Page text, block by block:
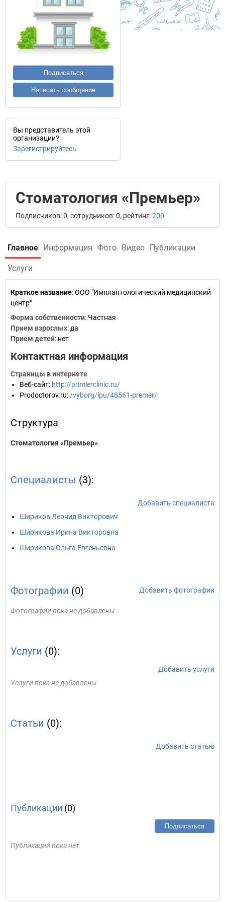
Подписаться
Написать сообщение
Вы представитель этой
организации?
Зарегистрируйтесь
Стоматология «Премьер»
Подписчиков: 0, сотрудников: 0, рейтинг:200
Главное Информация Фото Видео Публикации
Услуги
Краткое название:ООО "Имплантологический медицинский
центр"
Форма собственности: Частная
Прием взрослых: да
Прием детей: нет
Контактная информация
Страницы в интернете
Веб-сайт: http://primierclinic.ru/
Prodoctorov.ru: /vyborg/lpu/48561-premer/
Структура
Стоматология «Премьер»
Специалисты (3):
Добавить специалиста
Шириков Леонид Викторович
Ширикова Ирина Викторовна
Ширикова Ольга Евгеньевна
Фотографии (0) Добавить фотографии
Фотографии пока не добавлены
Услуги (0):
Добавить услуги
Услуги пока не добавлены
Статьи (0):
Добавить статью
Публикации (0)
Подписаться
Публикаций пока нет